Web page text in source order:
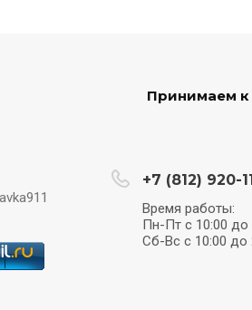
Принимаем к
+7 (812) 920-
Время работы:
Пн-Пт с 10:00 до
Сб-Вс с 10:00 до